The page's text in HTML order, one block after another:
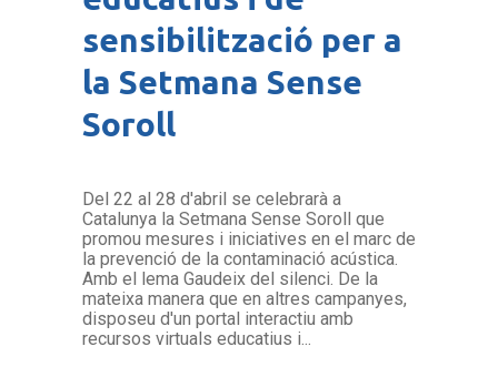
sensibilització per a
la Setmana Sense
Soroll
Del 22 al 28 d'abril se celebrarà a
Catalunya la Setmana Sense Soroll que
promou mesures i iniciatives en el marc de
la prevenció de la contaminació acústica.
Amb el lema Gaudeix del silenci. De la
mateixa manera que en altres campanyes,
disposeu d'un portal interactiu amb
recursos virtuals educatius i...